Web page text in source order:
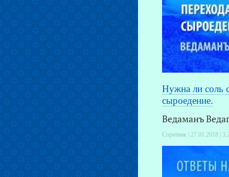
Нужна ли соль
сыроедение.
Ведаманъ
Соратник | 27.01.2018 |